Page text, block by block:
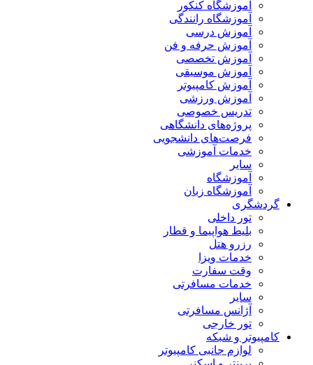
آموزشگاه کنکور
آموزشگاه رانندگی
آموزش درسی
آموزش حرفه و فن
آموزش تخصصی
آموزش موسیقی
آموزش کامپیوتر
آموزش ورزشی
تدریس خصوصی
پروژه‌های دانشگاهی
فرصت‌های دانشجویی
خدمات آموزشی
سایر
آموزشگاه
آموزشگاه زبان
گردشگری
تور داخلی
بلیط هواپیما و قطار
رزرو هتل
خدمات ویزا
وقت سفارت
خدمات مسافرتی
سایر
آژانس مسافرتی
تور خارجی
کامپیوتر و شبکه
لوازم جانبی کامپیوتر